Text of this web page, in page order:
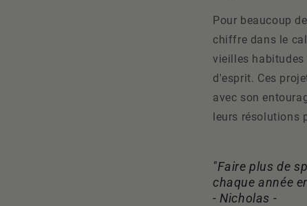
Pour beaucoup
chiffre dans le
vieilles habitudes
d'esprit. Ces
avec son
leurs résolutions
"Faire plus de
chaque année
- Nicholas -